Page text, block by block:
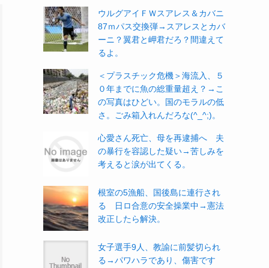
ウルグアイＦＷスアレス＆カバニ
87ｍパス交換弾→スアレスとカバ
ーニ？翼君と岬君だろ？間違えて
るよ。
＜プラスチック危機＞海流入、５
０年までに魚の総重量超え？→こ
の写真はひどい。国のモラルの低
さ。ごみ箱入れんだろな(^_^;)。
心愛さん死亡、母を再逮捕へ 夫
の暴行を容認した疑い→苦しみを
考えると涙が出てくる。
根室の5漁船、国後島に連行され
る 日ロ合意の安全操業中→憲法
改正したら解決。
女子選手9人、教諭に前髪切られ
る→パワハラであり、傷害です